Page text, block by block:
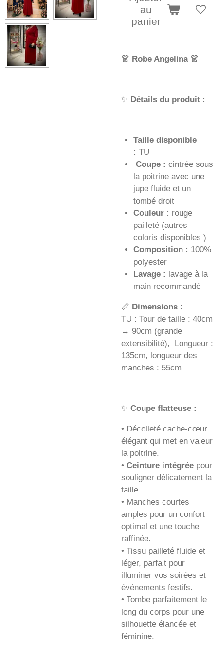
au
panier
👗 Robe Angelina 👗
✨ Détails du produit :
Taille disponible
: TU
Coupe : cintrée sous
la poitrine avec une
jupe fluide et un
tombé droit
Couleur : rouge
pailleté (autres
coloris disponibles )
Composition : 100%
polyester
Lavage : lavage à la
main recommandé
📏 Dimensions :
TU : Tour de taille : 40cm
→ 90cm (grande
extensibilité), Longueur :
135cm, longueur des
manches : 55cm
✨ Coupe flatteuse :
• Décolleté cache-cœur
élégant qui met en valeur
la poitrine.
• Ceinture intégrée pour
souligner délicatement la
taille.
• Manches courtes
amples pour un confort
optimal et une touche
raffinée.
• Tissu pailleté fluide et
léger, parfait pour
illuminer vos soirées et
événements festifs.
• Tombe parfaitement le
long du corps pour une
silhouette élancée et
féminine.